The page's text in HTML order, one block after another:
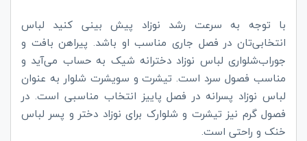
با توجه به سرعت رشد نوزاد پیش بینی کنید لباس
انتخابی‌تان در فصل جاری مناسب او باشد. پیراهن بافت و
جوراب‌شلواری لباس نوزاد دخترانه شیک به حساب می‌آید و
مناسب فصول سرد است. تیشرت و سویشرت شلوار به عنوان
لباس نوزاد پسرانه در فصل پاییز انتخاب مناسبی است. در
فصول گرم نیز تیشرت و شلوارک برای نوزاد دختر و پسر لباس
خنک و راحتی است.